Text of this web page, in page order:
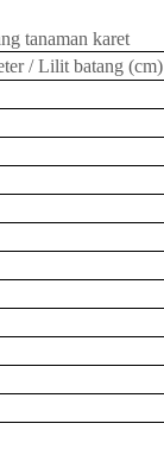
tanaman karet
/ Lilit batang (cm)